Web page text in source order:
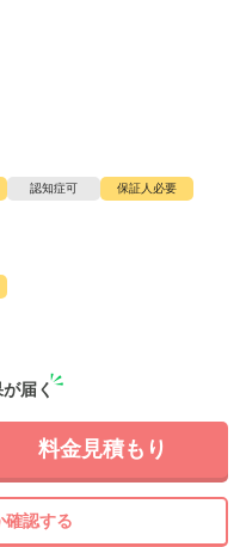
認知症可
保証人必要
届く
料金見積もり
確認する